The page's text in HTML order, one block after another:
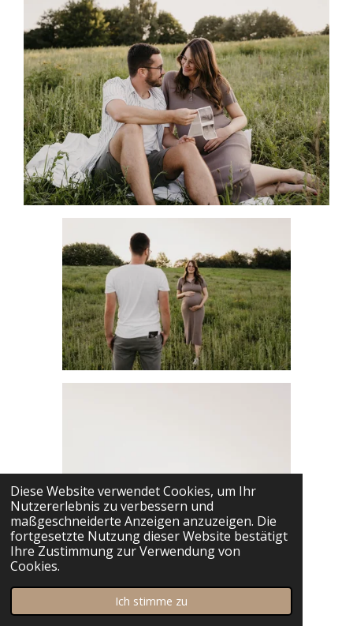
Diese Website verwendet Cookies, um Ihr
Nutzererlebnis zu verbessern und
maßgeschneiderte Anzeigen anzuzeigen. Die
fortgesetzte Nutzung dieser Website bestätigt
Ihre Zustimmung zur Verwendung von
Cookies.
Ich stimme zu